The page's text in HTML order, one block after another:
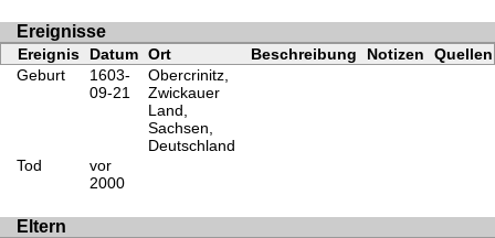
Ereignisse
Ereignis Datum Ort Beschreibung Notizen
Quellen
Geburt
1603-
09-21
Obercrinitz,
Zwickauer
Land,
Sachsen,
Deutschland
Tod
vor
2000
Eltern